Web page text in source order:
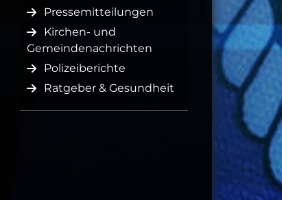
Pressemitteilungen
Kirchen- und
Gemeindenachrichten
Polizeiberichte
Ratgeber & Gesundheit